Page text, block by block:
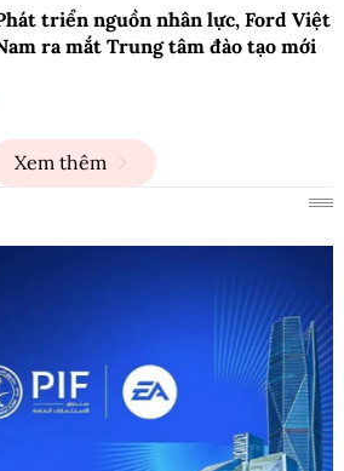
triển nguồn nhân lực, Ford Việt
ra mắt Trung tâm đào tạo mới
Xem thêm